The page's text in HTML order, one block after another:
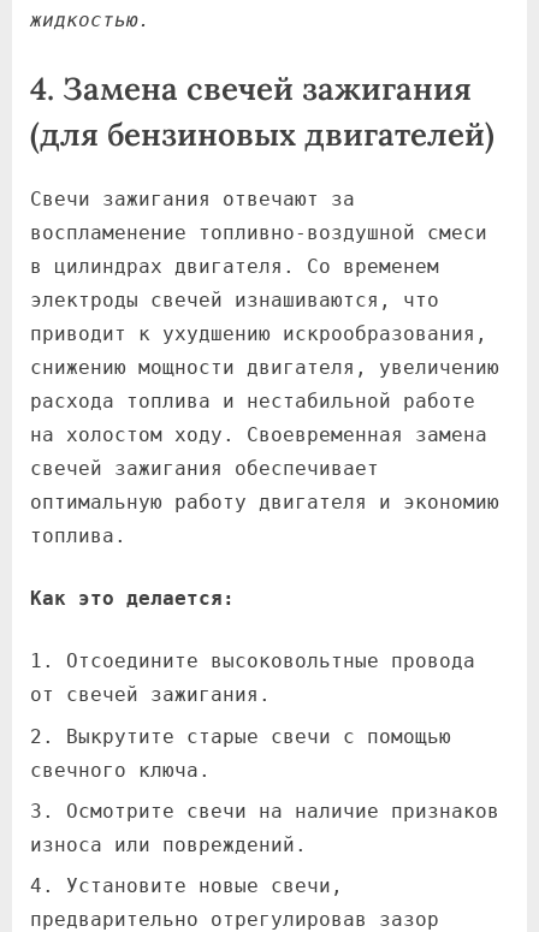
жидкостью.
4. Замена свечей зажигания
(для бензиновых двигателей)
Свечи зажигания отвечают за
воспламенение топливно-воздушной смеси
в цилиндрах двигателя. Со временем
электроды свечей изнашиваются, что
приводит к ухудшению искрообразования,
снижению мощности двигателя, увеличению
расхода топлива и нестабильной работе
на холостом ходу. Своевременная замена
свечей зажигания обеспечивает
оптимальную работу двигателя и экономию
топлива.
Как это делается:
Отсоедините высоковольтные провода
от свечей зажигания.
Выкрутите старые свечи с помощью
свечного ключа.
Осмотрите свечи на наличие признаков
износа или повреждений.
Установите новые свечи,
предварительно отрегулировав зазор